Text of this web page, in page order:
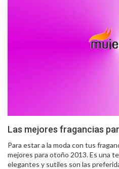
Las mejores fragancias
Para estar a la moda con tus
mejores para otoño 2013. Es una
elegantes y sutiles son las